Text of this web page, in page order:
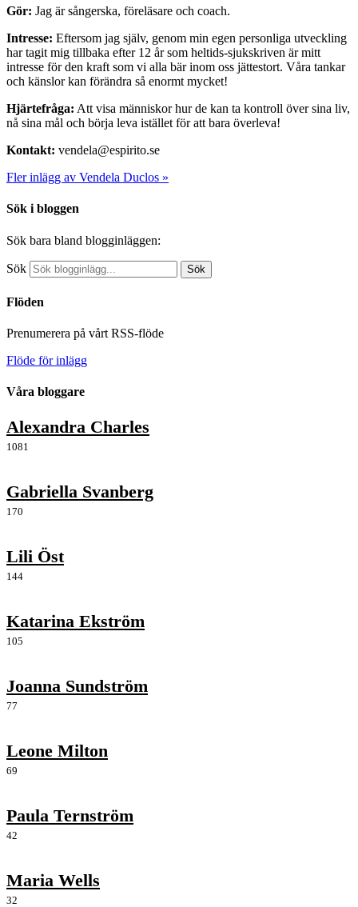
Gör: Jag är sångerska, föreläsare och coach.
Intresse: Eftersom jag själv, genom min egen personliga utveckling
har tagit mig tillbaka efter 12 år som heltids-sjukskriven är mitt
intresse för den kraft som vi alla bär inom oss jättestort. Våra tankar
och känslor kan förändra så enormt mycket!
Hjärtefråga: Att visa människor hur de kan ta kontroll över sina liv,
nå sina mål och börja leva istället för att bara överleva!
Kontakt: vendela@espirito.se
Fler inlägg av Vendela Duclos »
Sök i bloggen
Sök bara bland blogginläggen:
Sök Sök
Flöden
Prenumerera på vårt RSS-flöde
Flöde för inlägg
Våra bloggare
Alexandra Charles
1081
Gabriella Svanberg
170
Lili Öst
144
Katarina Ekström
105
Joanna Sundström
77
Leone Milton
69
Paula Ternström
42
Maria Wells
32